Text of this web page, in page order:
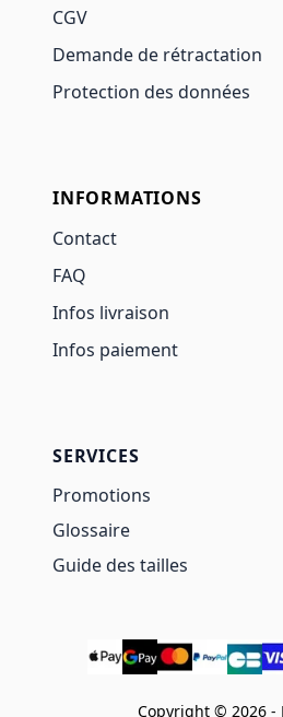
CGV
Demande de rétractation
Protection des données
INFORMATIONS
Contact
FAQ
Infos livraison
Infos paiement
SERVICES
Promotions
Glossaire
Guide des tailles
Copyright © 2026 -